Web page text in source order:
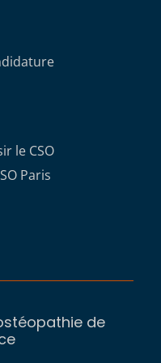
le CSO
Paris
de